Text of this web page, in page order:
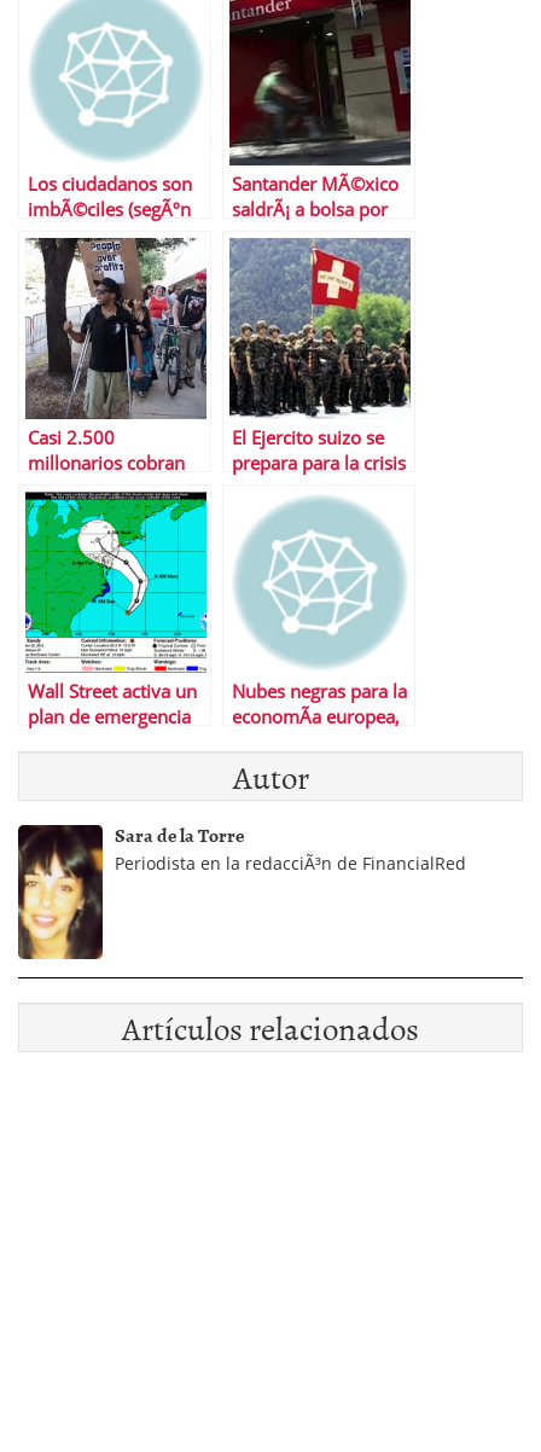
economÃ­a espaÃ±ola
Los ciudadanos son
imbÃ©ciles (segÃºn
los polÃ­ticos y NiÃ±o
Becerra)
Santander MÃ©xico
saldrÃ¡ a bolsa por
3.413 millones de
euros
Casi 2.500
millonarios cobran
seguro de desempleo
en EEUU
El Ejercito suizo se
prepara para la crisis
Wall Street activa un
plan de emergencia
Nubes negras para la
economÃ­a europea,
en la espaÃ±ola
Autor
Sara de la Torre
Periodista en la redacciÃ³n de FinancialRed
Artículos relacionados